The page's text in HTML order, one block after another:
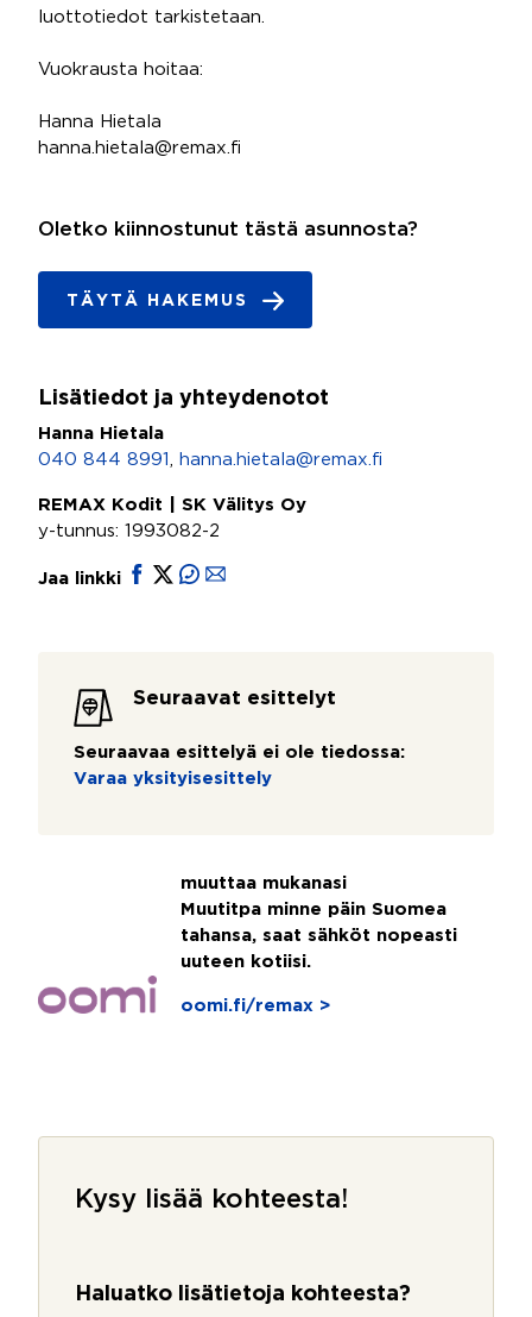
luottotiedot tarkistetaan.
Vuokrausta hoitaa:
Hanna Hietala
hanna.hietala@remax.fi
Oletko kiinnostunut tästä asunnosta?
TÄYTÄ HAKEMUS
Lisätiedot ja yhteydenotot
Hanna Hietala
040 844 8991
hanna.hietala@remax.fi
REMAX Kodit | SK Välitys Oy
y-tunnus: 1993082-2
Jaa linkki
Seuraavat esittelyt
Seuraavaa esittelyä ei ole tiedossa:
Varaa yksityisesittely
muuttaa mukanasi
Muutitpa minne päin Suomea
tahansa, saat sähköt nopeasti
uuteen kotiisi.
oomi.fi/remax >
Kysy lisää kohteesta!
Haluatko lisätietoja kohteesta?